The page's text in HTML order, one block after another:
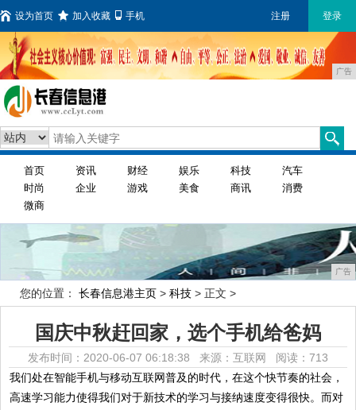
设为首页 加入收藏 手机 注册 登录
广告
首页 资讯 财经 娱乐 科技
汽车
时尚
企业 游戏 美食 商讯
消费
微商
广告
您的位置： 长春信息港主页 > 科技 > 正文 >
国庆中秋赶回家，选个手机给爸妈
发布时间：2020-06-07 06:18:38 来源：互联网 阅读：713
我们处在智能手机与移动互联网普及的时代，在这个快节奏的社会，
高速学习能力使得我们对于新技术的学习与接纳速度变得很快。而对